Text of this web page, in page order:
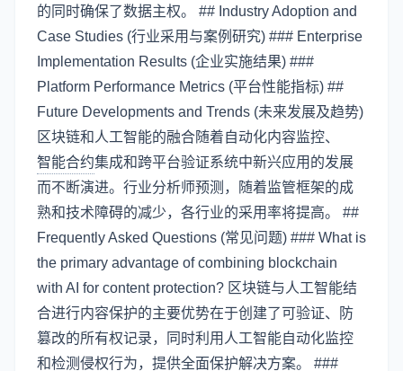
的同时确保了数据主权。 ## Industry Adoption and
Case Studies (行业采用与案例研究) ### Enterprise
Implementation Results (企业实施结果) ###
Platform Performance Metrics (平台性能指标) ##
Future Developments and Trends (未来发展及趋势)
区块链和人工智能的融合随着自动化内容监控、
智能合约集成和跨平台验证系统中新兴应用的发展
而不断演进。行业分析师预测，随着监管框架的成
熟和技术障碍的减少，各行业的采用率将提高。 ##
Frequently Asked Questions (常见问题) ### What is
the primary advantage of combining blockchain
with AI for content protection? 区块链与人工智能结
合进行内容保护的主要优势在于创建了可验证、防
篡改的所有权记录，同时利用人工智能自动化监控
和检测侵权行为，提供全面保护解决方案。 ###